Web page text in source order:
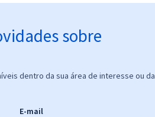
sobre
dentro da sua área de interesse ou da
E-mail